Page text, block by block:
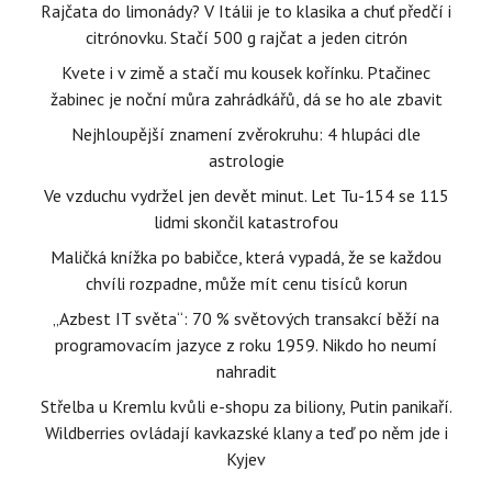
Rajčata do limonády? V Itálii je to klasika a chuť předčí i
citrónovku. Stačí 500 g rajčat a jeden citrón
Kvete i v zimě a stačí mu kousek kořínku. Ptačinec
žabinec je noční můra zahrádkářů, dá se ho ale zbavit
Nejhloupější znamení zvěrokruhu: 4 hlupáci dle
astrologie
Ve vzduchu vydržel jen devět minut. Let Tu-154 se 115
lidmi skončil katastrofou
Maličká knížka po babičce, která vypadá, že se každou
chvíli rozpadne, může mít cenu tisíců korun
„Azbest IT světa“: 70 % světových transakcí běží na
programovacím jazyce z roku 1959. Nikdo ho neumí
nahradit
Střelba u Kremlu kvůli e-shopu za biliony, Putin panikaří.
Wildberries ovládají kavkazské klany a teď po něm jde i
Kyjev